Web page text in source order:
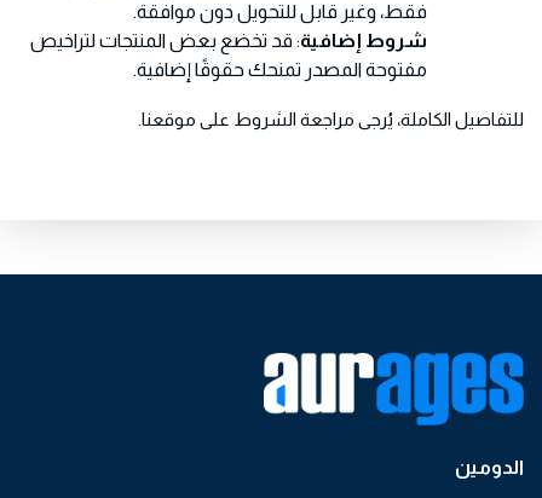
فقط، وغير قابل للتحويل دون موافقة.
شروط إضافية: قد تخضع بعض المنتجات لتراخيص
مفتوحة المصدر تمنحك حقوقًا إضافية.
للتفاصيل الكاملة، يُرجى مراجعة الشروط على موقعنا.
الدومين